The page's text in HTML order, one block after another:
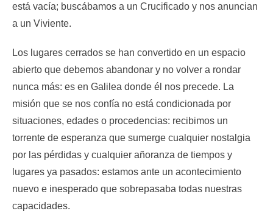
está vacía; buscábamos a un Crucificado y nos anuncian
a un Viviente.
Los lugares cerrados se han convertido en un espacio
abierto que debemos abandonar y no volver a rondar
nunca más: es en Galilea donde él nos precede. La
misión que se nos confía no está condicionada por
situaciones, edades o procedencias: recibimos un
torrente de esperanza que sumerge cualquier nostalgia
por las pérdidas y cualquier añoranza de tiempos y
lugares ya pasados: estamos ante un acontecimiento
nuevo e inesperado que sobrepasaba todas nuestras
capacidades.